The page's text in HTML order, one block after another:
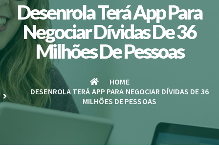
Desenrola Terá App Para
Negociar Dívidas De 36
Milhões De Pessoas
HOME
DESENROLA TERÁ APP PARA NEGOCIAR DÍVIDAS DE 36
MILHÕES DE PESSOAS